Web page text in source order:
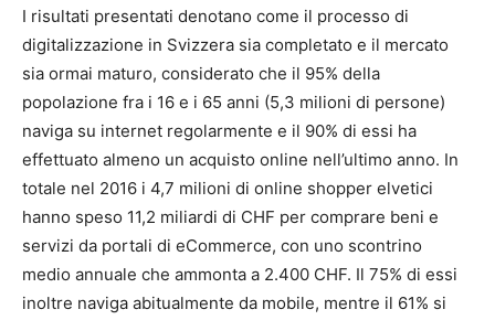
I risultati presentati denotano come il processo di
digitalizzazione in Svizzera sia completato e il mercato
sia ormai maturo, considerato che il 95% della
popolazione fra i 16 e i 65 anni (5,3 milioni di persone)
naviga su internet regolarmente e il 90% di essi ha
effettuato almeno un acquisto online nell’ultimo anno. In
totale nel 2016 i 4,7 milioni di online shopper elvetici
hanno speso 11,2 miliardi di CHF per comprare beni e
servizi da portali di eCommerce, con uno scontrino
medio annuale che ammonta a 2.400 CHF. Il 75% di essi
inoltre naviga abitualmente da mobile, mentre il 61% si